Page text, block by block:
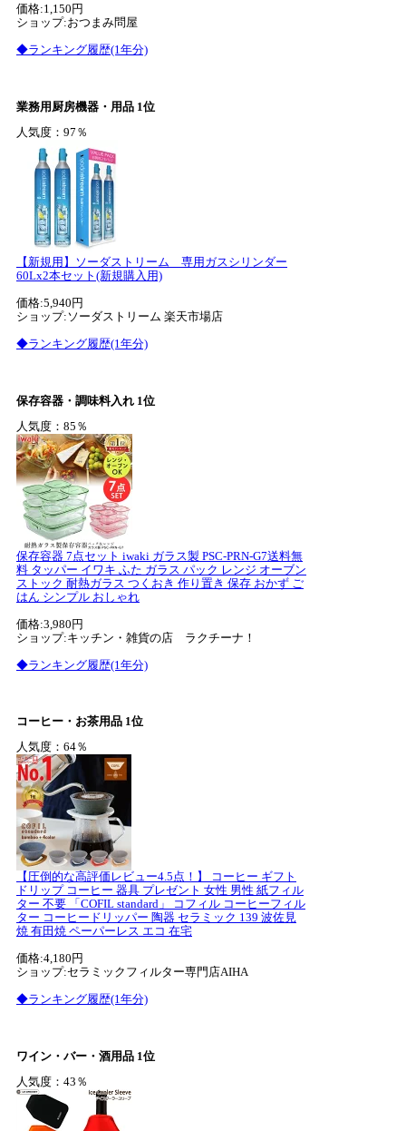
価格:1,150円
ショップ:おつまみ問屋
◆ランキング履歴(1年分)
業務用厨房機器・用品 1位
人気度：97％
【新規用】ソーダストリーム 専用ガスシリンダー
60Lx2本セット(新規購入用)
価格:5,940円
ショップ:ソーダストリーム 楽天市場店
◆ランキング履歴(1年分)
保存容器・調味料入れ 1位
人気度：85％
保存容器 7点セット iwaki ガラス製 PSC-PRN-G7送料無
料 タッパー イワキ ふた ガラス パック レンジ オーブン
ストック 耐熱ガラス つくおき 作り置き 保存 おかず ご
はん シンプル おしゃれ
価格:3,980円
ショップ:キッチン・雑貨の店 ラクチーナ！
◆ランキング履歴(1年分)
コーヒー・お茶用品 1位
人気度：64％
【圧倒的な高評価レビュー4.5点！】 コーヒー ギフト
ドリップ コーヒー 器具 プレゼント 女性 男性 紙フィル
ター 不要 「COFIL standard」 コフィル コーヒーフィル
ター コーヒードリッパー 陶器 セラミック 139 波佐見
焼 有田焼 ペーパーレス エコ 在宅
価格:4,180円
ショップ:セラミックフィルター専門店AIHA
◆ランキング履歴(1年分)
ワイン・バー・酒用品 1位
人気度：43％